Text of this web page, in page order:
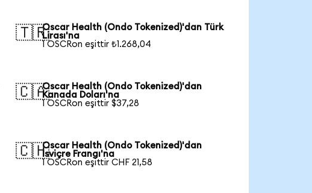
🇹🇷Oscar Health (Ondo Tokenized)'dan Türk
Lirası'na
1 OSCRon eşittir ₺1.268,04
🇨🇦Oscar Health (Ondo Tokenized)'dan
Kanada Doları'na
1 OSCRon eşittir $37,28
🇨🇭Oscar Health (Ondo Tokenized)'dan
İsviçre Frangı'na
1 OSCRon eşittir CHF 21,58